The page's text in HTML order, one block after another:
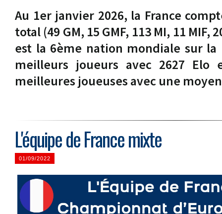
Au 1er janvier 2026, la France
total (49 GM, 15 GMF, 113 MI, 11 MIF,
est la 6ème nation mondiale sur la
meilleurs joueurs avec 2627
meilleures joueuses avec une
L'équipe de France mixte
01/09/2022